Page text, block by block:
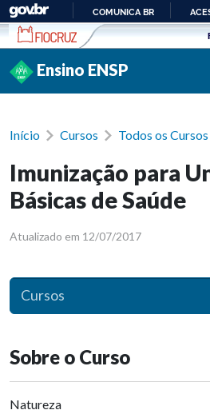
Ir para conteúdo
PARA
COMUNICA BR
Ensino ENSP
Início Cursos Todos os Cursos
Imunização para
Básicas de Saúde
Atualizado em 12/07/2017
Cursos
Sobre o Curso
Natureza